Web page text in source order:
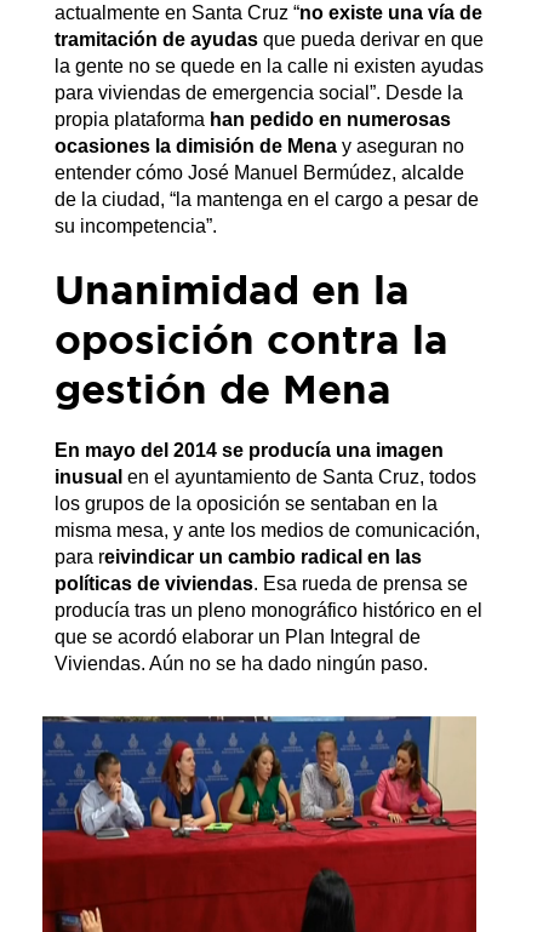
actualmente en Santa Cruz “no existe una vía de
tramitación de ayudasque pueda derivar en que
la gente no se quede en la calle ni existen ayudas
para viviendas de emergencia social”. Desde la
propia plataforma han pedido en numerosas
ocasiones la dimisión de Menay aseguran no
entender cómo José Manuel Bermúdez, alcalde
de la ciudad, “la mantenga en el cargo a pesar de
su incompetencia”.
Unanimidad en la
oposición contra la
gestión de Mena
En mayo del 2014 se producía una imagen
inusual en el ayuntamiento de Santa Cruz, todos
los grupos de la oposición se sentaban en la
misma mesa, y ante los medios de comunicación,
para reivindicar un cambio radical en las
políticas de viviendas. Esa rueda de prensa se
producía tras un pleno monográfico histórico en el
que se acordó elaborar un Plan Integral de
Viviendas. Aún no se ha dado ningún paso.